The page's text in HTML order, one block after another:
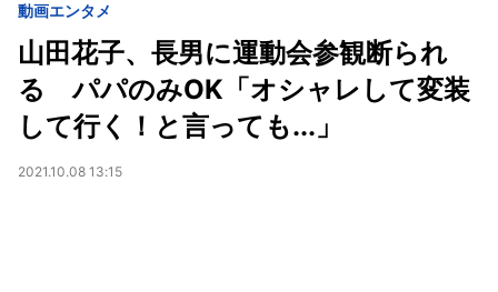
動画エンタメ
山田花子、長男に運動会参観断られ
る パパのみOK「オシャレして変装
して行く！と言っても...」
2021.10.08 13:15